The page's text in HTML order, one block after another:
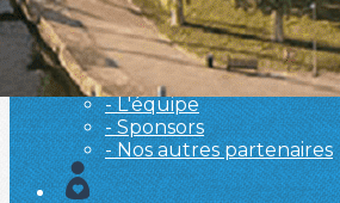
L'association▴▾
- L'association
- Brochure
- L'équipe
- Sponsors
- Nos autres partenaires